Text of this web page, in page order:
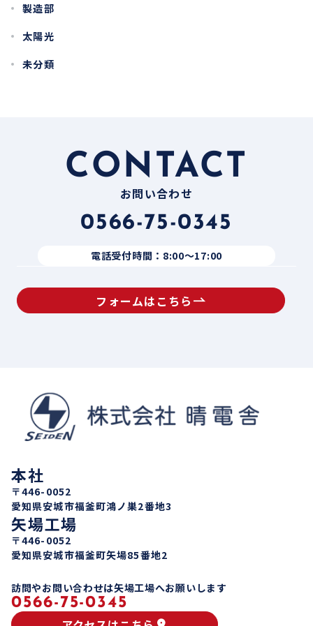
製造部
太陽光
未分類
CONTACT
お問い合わせ
0566-75-0345
電話受付時間：8:00〜17:00
フォームはこちら
本社
〒446-0052
愛知県安城市福釜町鴻ノ巣2番地3
矢場工場
〒446-0052
愛知県安城市福釜町矢場85番地2
訪問やお問い合わせは矢場工場へお願いします
0566-75-0345